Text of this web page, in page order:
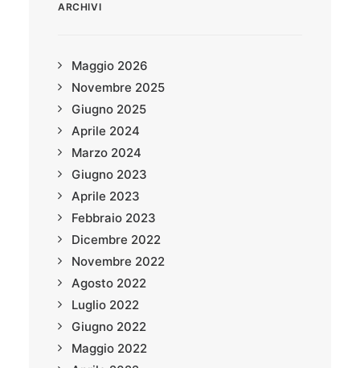
ARCHIVI
Maggio 2026
Novembre 2025
Giugno 2025
Aprile 2024
Marzo 2024
Giugno 2023
Aprile 2023
Febbraio 2023
Dicembre 2022
Novembre 2022
Agosto 2022
Luglio 2022
Giugno 2022
Maggio 2022